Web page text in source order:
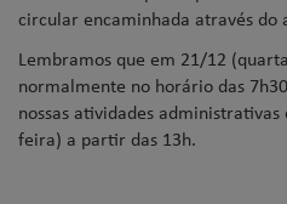
circular encaminhada através do
Lembramos que em 21/12
normalmente no horário das
nossas atividades
feira) a partir das 13h.